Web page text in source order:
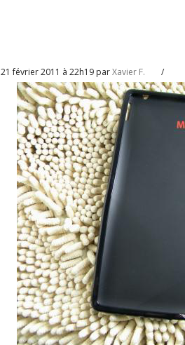
21 février 2011 à 22h19 parXavier F. /